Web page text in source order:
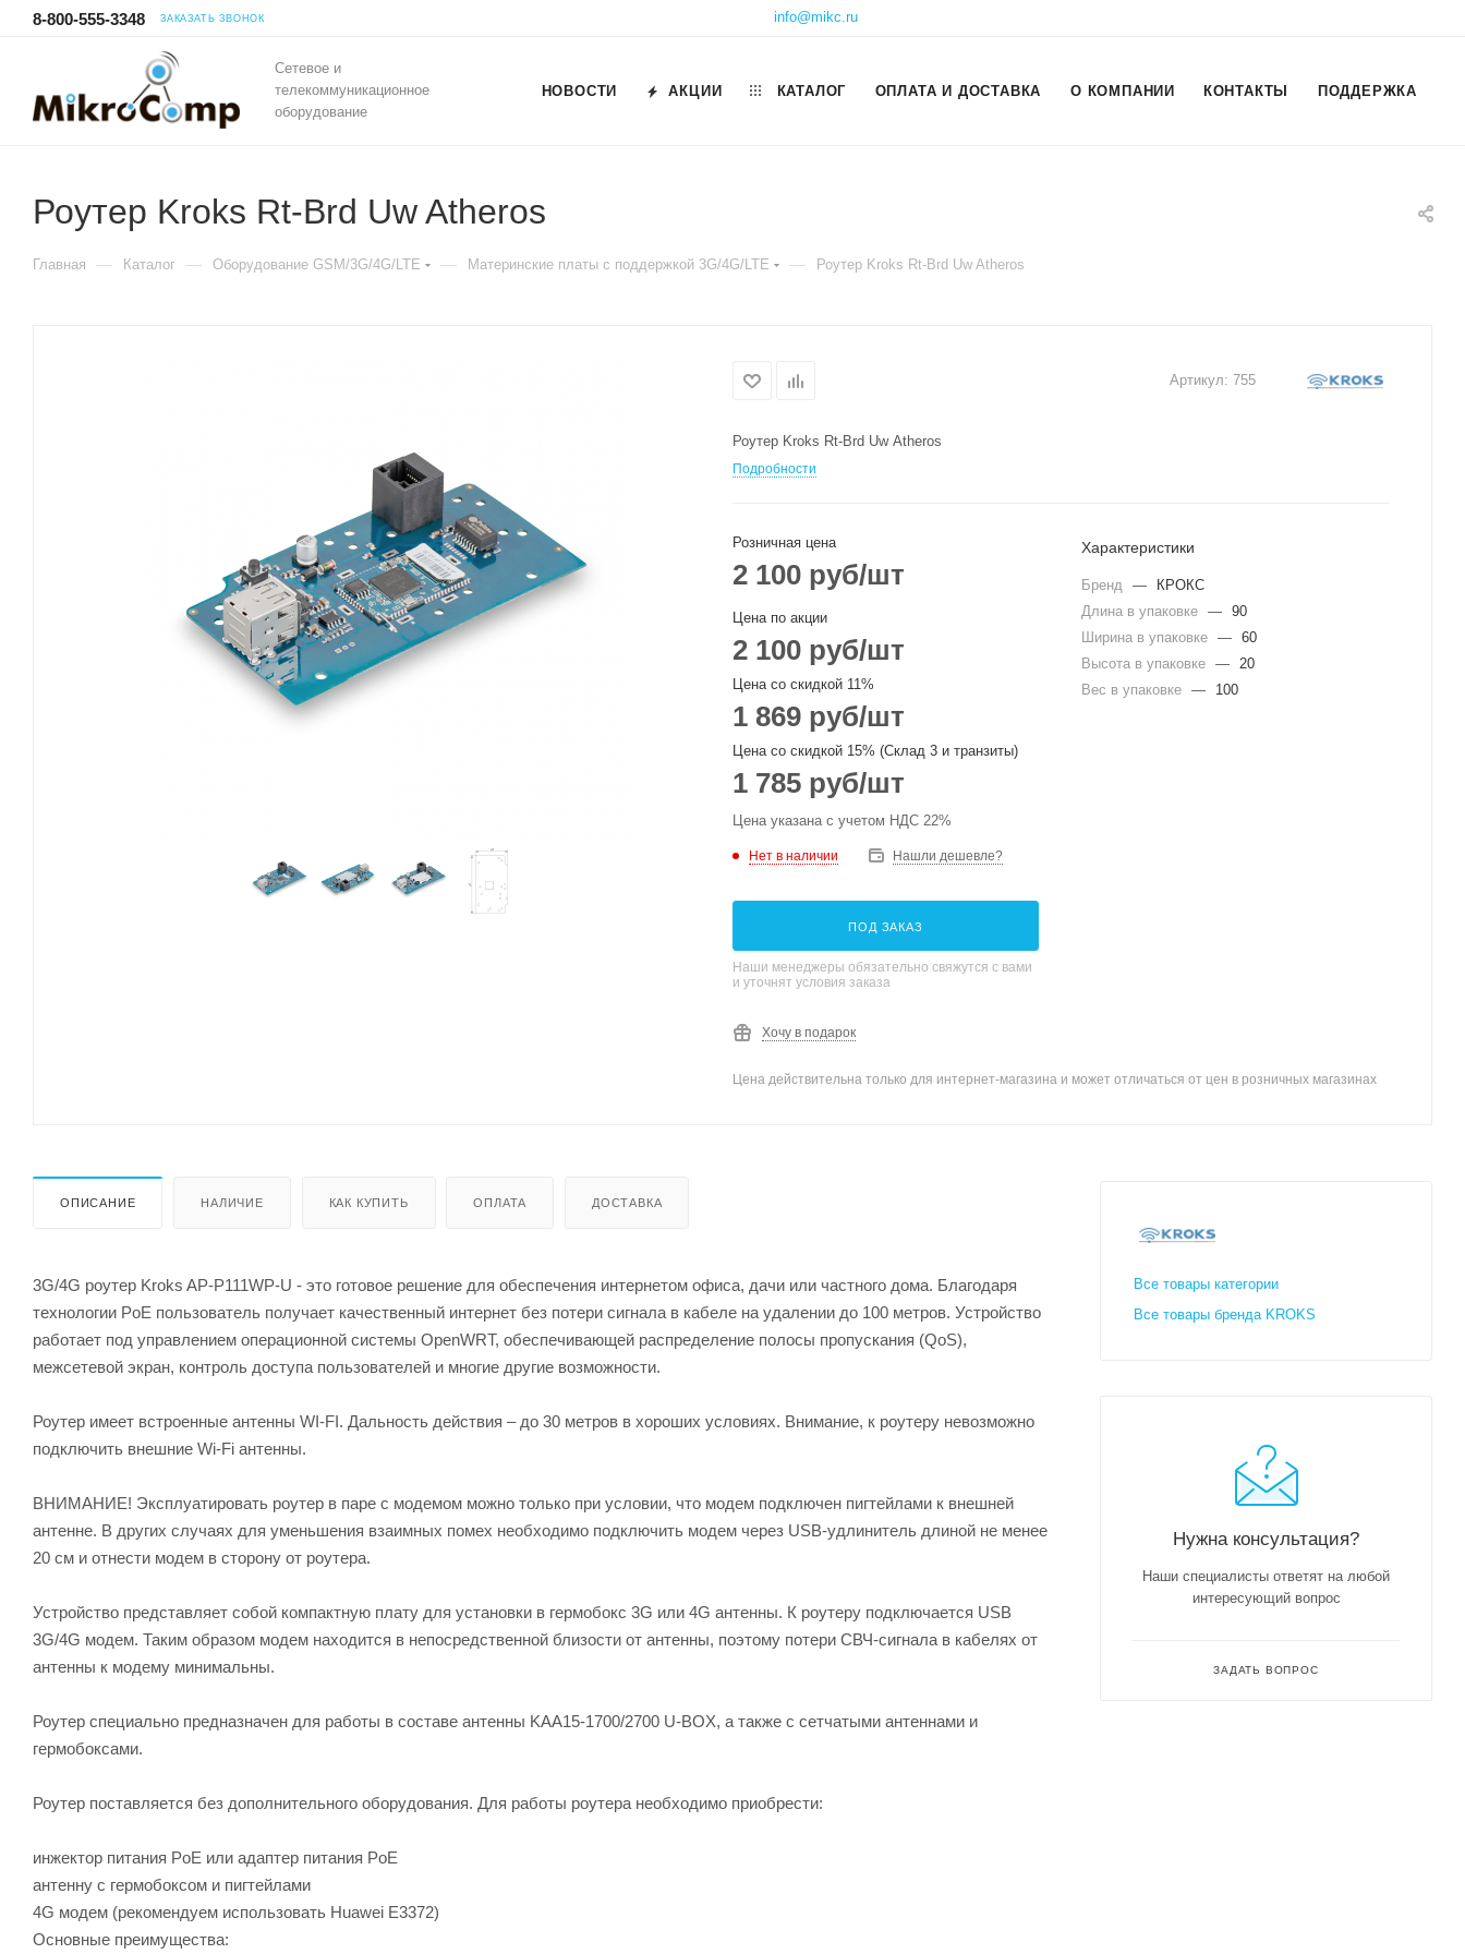
8-800-555-3348 ЗАКАЗАТЬ ЗВОНОК info@mikc.ru
Сетевое и
телекоммуникационное
оборудование
НОВОСТИ АКЦИИ КАТАЛОГ ОПЛАТА И ДОСТАВКА О КОМПАНИИ КОНТАКТЫ ПОДДЕРЖКА
Роутер Kroks Rt-Brd Uw Atheros
Главная — Каталог — Оборудование GSM/3G/4G/LTE — Материнские платы с поддержкой 3G/4G/LTE — Роутер Kroks Rt-Brd Uw Atheros
Артикул: 755
Роутер Kroks Rt-Brd Uw Atheros
Подробности
Розничная цена
2 100 руб/шт
Цена по акции
2 100 руб/шт
Цена со скидкой 11%
1 869 руб/шт
Цена со скидкой 15% (Склад 3 и транзиты)
1 785 руб/шт
Цена указана с учетом НДС 22%
Нет в наличии Нашли дешевле?
ПОД ЗАКАЗ
Наши менеджеры обязательно свяжутся с вами
и уточнят условия заказа
Хочу в подарок
Характеристики
Бренд —
КРОКС
Длина в упаковке — 90
Ширина в упаковке — 60
Высота в упаковке — 20
Вес в упаковке — 100
Цена действительна только для интернет-магазина и может отличаться от цен в розничных магазинах
ОПИСАНИЕ НАЛИЧИЕ КАК КУПИТЬ ОПЛАТА ДОСТАВКА
3G/4G роутер Kroks AP-P111WP-U - это готовое решение для обеспечения интернетом офиса, дачи или частного дома. Благодаря
технологии PoE пользователь получает качественный интернет без потери сигнала в кабеле на удалении до 100 метров. Устройство
работает под управлением операционной системы OpenWRT, обеспечивающей распределение полосы пропускания (QoS),
межсетевой экран, контроль доступа пользователей и многие другие возможности.
Роутер имеет встроенные антенны WI-FI. Дальность действия – до 30 метров в хороших условиях. Внимание, к роутеру невозможно
подключить внешние Wi-Fi антенны.
ВНИМАНИЕ! Эксплуатировать роутер в паре с модемом можно только при условии, что модем подключен пигтейлами к внешней
антенне. В других случаях для уменьшения взаимных помех необходимо подключить модем через USB-удлинитель длиной не менее
20 см и отнести модем в сторону от роутера.
Устройство представляет собой компактную плату для установки в гермобокс 3G или 4G антенны. К роутеру подключается USB
3G/4G модем. Таким образом модем находится в непосредственной близости от антенны, поэтому потери СВЧ-сигнала в кабелях от
антенны к модему минимальны.
Роутер специально предназначен для работы в составе антенны KAA15-1700/2700 U-BOX, а также с сетчатыми антеннами и
гермобоксами.
Роутер поставляется без дополнительного оборудования. Для работы роутера необходимо приобрести:
инжектор питания PoE или адаптер питания PoE
антенну с гермобоксом и пигтейлами
4G модем (рекомендуем использовать Huawei E3372)
Основные преимущества:
Все товары категории
Все товары бренда KROKS
Нужна консультация?
Наши специалисты ответят на любой
интересующий вопрос
ЗАДАТЬ ВОПРОС